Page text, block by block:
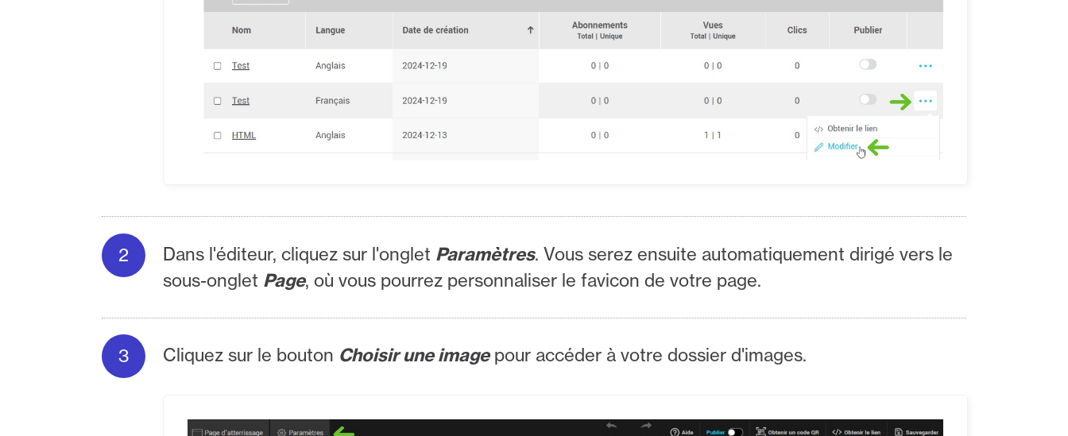
Dans l'éditeur, cliquez sur l'onglet Paramètres. Vous serez ensuite automatiquement dirigé vers le
sous-onglet Page, où vous pourrez personnaliser le favicon de votre page.
Cliquez sur le bouton Choisir une imagepour accéder à votre dossier d'images.